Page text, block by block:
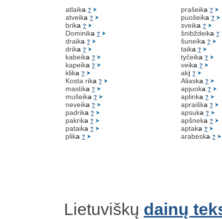
atlaika ?
atveika ?
brika ?
Dominika ?
draika ?
drika ?
kabeika ?
kapeika ?
klika ?
Kosta rika ?
mastika ?
mušeika ?
neveika ?
padrika ?
pakrika ?
pataika ?
plika ?
prašeika ?
puošeika ?
sveika ?
šnibždeika ?
šuneika ?
taika ?
tyčeika ?
veika ?
akį ?
Aliaska ?
apjuoka ?
aplinka ?
apraiška ?
apsuka ?
apšneka ?
aptaka ?
arabeska ?
Lietuviškų dainų